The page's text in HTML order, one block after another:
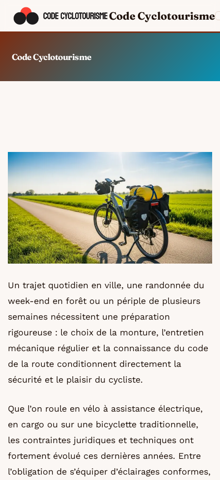
Code Cyclotourisme
Code Cyclotourisme
Un trajet quotidien en ville, une randonnée du
week-end en forêt ou un périple de plusieurs
semaines nécessitent une préparation
rigoureuse : le choix de la monture, l’entretien
mécanique régulier et la connaissance du code
de la route conditionnent directement la
sécurité et le plaisir du cycliste.
Que l’on roule en vélo à assistance électrique,
en cargo ou sur une bicyclette traditionnelle,
les contraintes juridiques et techniques ont
fortement évolué ces dernières années. Entre
l’obligation de s’équiper d’éclairages conformes,